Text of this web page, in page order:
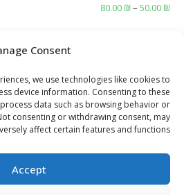
Consent
we use technologies like cookies to
device information. Consenting to these
data such as browsing behavior or
consenting or withdrawing consent, may
affect certain features and functions.
Accept
50.00 ₪
–
80.00 ₪